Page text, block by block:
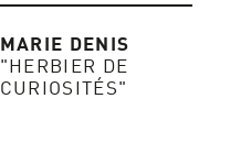
MARIE DENIS
"HERBIER DE
CURIOSITÉS"